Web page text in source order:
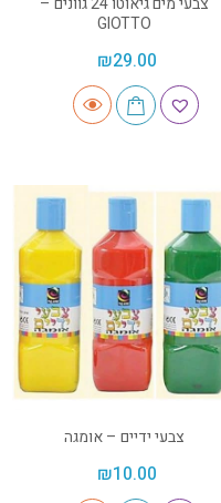
GIOTTO
₪29.00
צבעי ידיים – אומגה
₪10.00